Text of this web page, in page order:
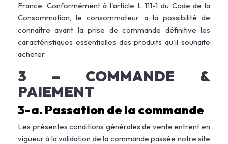
France. Conformément à l'article L 111-1 du Code de la
Consommation, le consommateur a la possibilité de
connaître avant la prise de commande définitive les
caractéristiques essentielles des produits qu'il souhaite
acheter.
3 – COMMANDE &
PAIEMENT
3-a. Passation de la commande
Les présentes conditions générales de vente entrent en
vigueur à la validation de la commande passée notre site